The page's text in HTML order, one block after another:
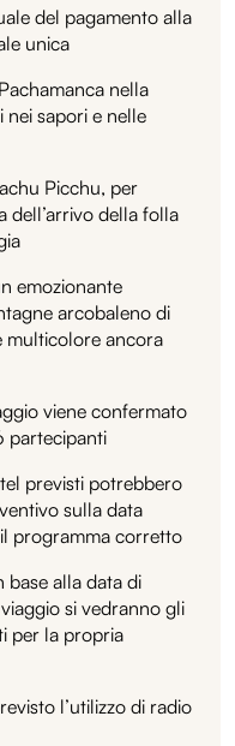
del pagamento alla
unica
nella
nei sapori e nelle
Picchu, per
dell’arrivo della folla
emozionante
arcobaleno di
multicolore ancora
viene confermato
partecipanti
previsti potrebbero
sulla data
programma corretto
base alla data di
si vedranno gli
per la propria
l’utilizzo di radio